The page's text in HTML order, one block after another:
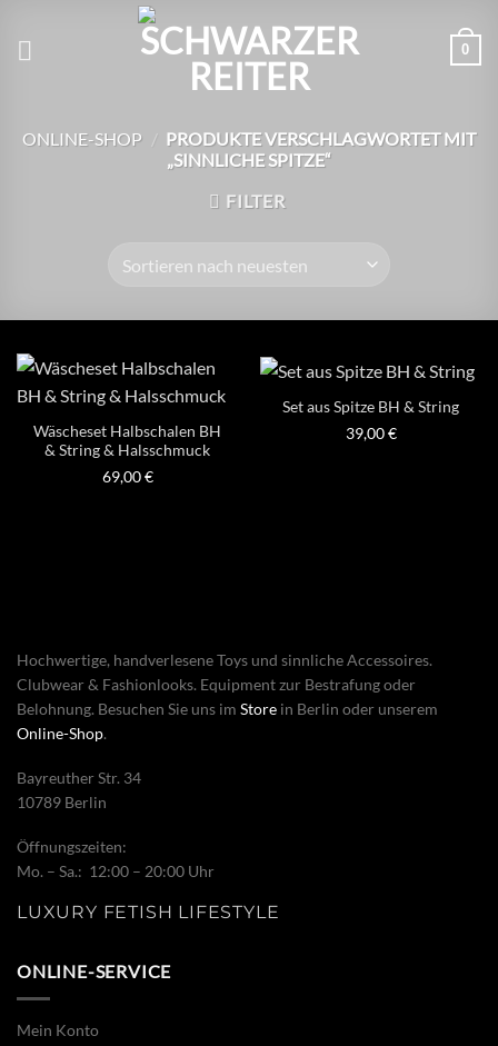
Inhalt
0
ONLINE-SHOP / PRODUKTE VERSCHLAGWORTET MIT
„SINNLICHE SPITZE“
FILTER
Wäscheset Halbschalen BH
& String & Halsschmuck
69,00€
Set aus Spitze BH & String
39,00€
Hochwertige, handverlesene Toys und sinnliche Accessoires.
Clubwear & Fashionlooks. Equipment zur Bestrafung oder
Belohnung. Besuchen Sie uns im Store in Berlin oder unserem
Online-Shop.
Bayreuther Str. 34
10789 Berlin
Öffnungszeiten:
Mo. – Sa.: 12:00 – 20:00 Uhr
LUXURY FETISH LIFESTYLE
ONLINE-SERVICE
Mein Konto